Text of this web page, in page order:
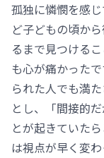
孤独に憐憫を感
ど子どもの頃か
るまで見つける
も心が痛かった
られた人でも満
とし、「間接的
とが起きていた
は視点が早く変